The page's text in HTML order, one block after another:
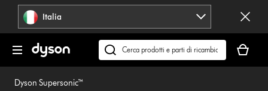
navigazione Italia
Cerca
su
carrello
è
Dyson Supersonic™